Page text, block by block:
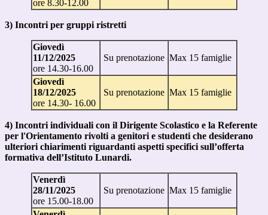
ore 8.30-12.00
3) Incontri per gruppi ristretti
Giovedì
11/12/2025
ore 14.30-16.00
Su prenotazione Max 15 famiglie
Giovedì
18/12/2025
ore 14.30- 16.00
Su prenotazione Max 15 famiglie
4) Incontri individuali con il Dirigente Scolastico e la Referente
per l'Orientamento rivolti a genitori e studenti che desiderano
ulteriori chiarimenti riguardanti aspetti specifici sull’offerta
formativa dell’Istituto Lunardi.
Venerdì
28/11/2025
ore 15.00-18.00
Su prenotazione Max 15 famiglie